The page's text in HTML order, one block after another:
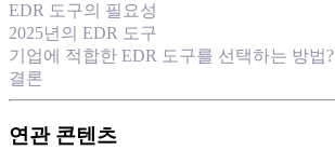
EDR 도구의 필요성
2025년의 EDR 도구
기업에 적합한 EDR 도구를 선택하는 방법?
결론
연관 콘텐츠